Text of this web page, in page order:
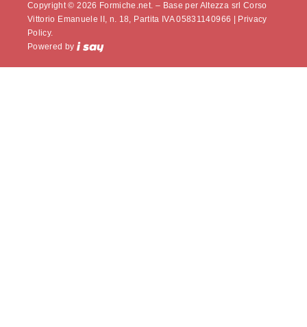
Copyright © 2026 Formiche.net. – Base per Altezza srl Corso
Vittorio Emanuele II, n. 18, Partita IVA 05831140966 |
Privacy
Policy.
Powered by